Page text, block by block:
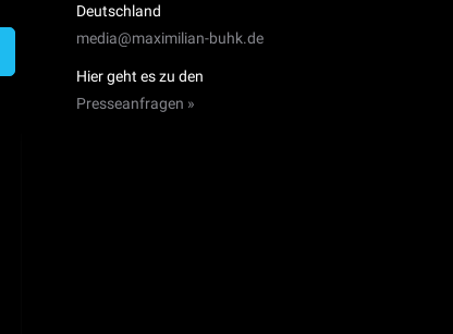
Deutschland
media@maximilian-buhk.de
Hier geht es zu den
Presseanfragen »